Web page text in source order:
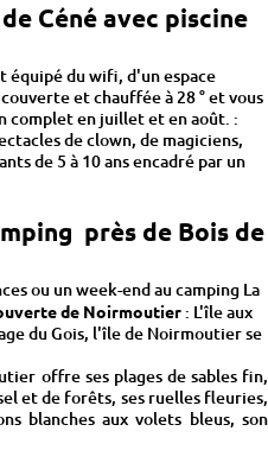
Céné avec piscine
équipé du wifi, d'un espace
et chauffée à 28 ° et vous
complet en juillet et en août. :
de clown, de magiciens,
de 5 à 10 ans encadré par un
près de Bois de
ou un week-end au camping La
de Noirmoutier: L'île aux
du Gois, l'île de Noirmoutier se
offre ses plages de sables fin,
et de forêts, ses ruelles fleuries,
blanches aux volets bleus, son